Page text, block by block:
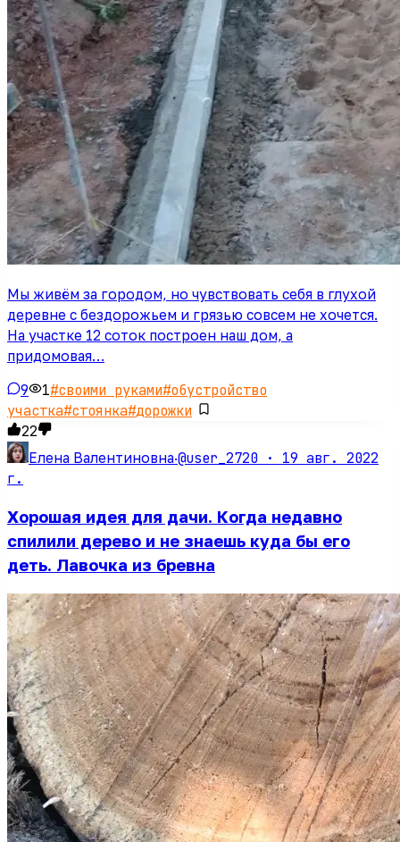
Мы живём за городом, но чувствовать себя в глухой
деревне с бездорожьем и грязью совсем не хочется.
На участке 12 соток построен наш дом, а
придомовая…
9 1#своими руками#обустройство
участка#стоянка#дорожки
22
Елена Валентиновна·@user_2720 · 19 авг. 2022
г.
Хорошая идея для дачи. Когда недавно
спилили дерево и не знаешь куда бы его
деть. Лавочка из бревна